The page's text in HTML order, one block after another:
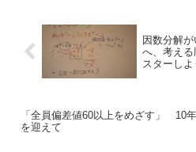
因数分解
へ、考え
スターしよ
「全員偏差値60以上をめざす」 10
を迎えて